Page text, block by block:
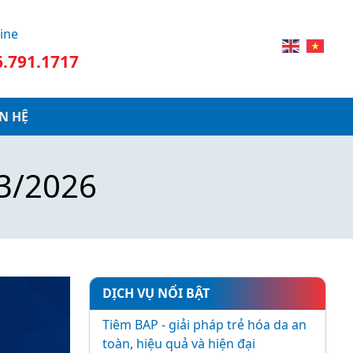
HỆ
2026
DỊCH VỤ NỔI BẬT
Tiêm BAP - giải pháp trẻ hóa da an
toàn, hiệu quả và hiện đại